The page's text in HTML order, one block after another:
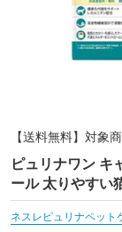
【送料無料】対象
ピュリナワン キ
ール 太りやすい
ネスレピュリナペット